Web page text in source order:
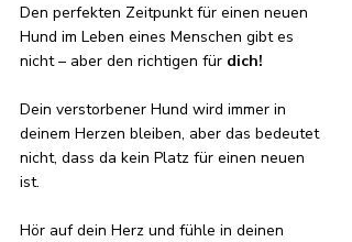
Den perfekten Zeitpunkt für einen neuen
Hund im Leben eines Menschen gibt es
nicht – aber den richtigen für dich!
Dein verstorbener Hund wird immer in
deinem Herzen bleiben, aber das bedeutet
nicht, dass da kein Platz für einen neuen
ist.
Hör auf dein Herz und fühle in deinen